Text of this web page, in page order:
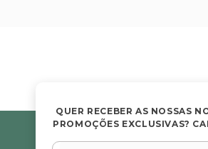
QUER RECEBER AS NOSSAS
PROMOÇÕES EXCLUSIVAS?